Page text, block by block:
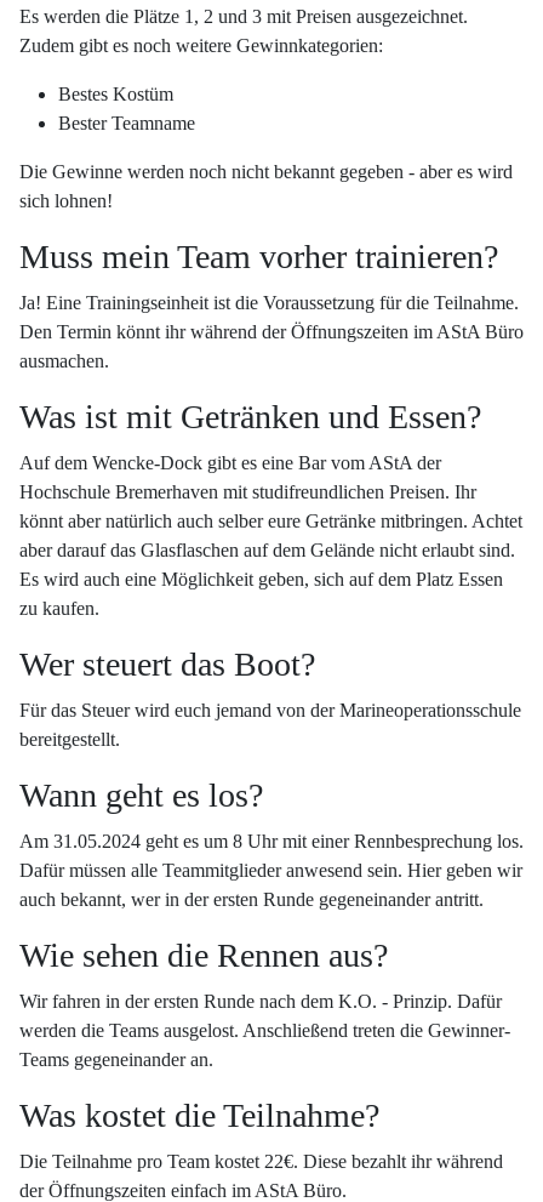
Es werden die Plätze 1, 2 und 3 mit Preisen ausgezeichnet.
Zudem gibt es noch weitere Gewinnkategorien:
Bestes Kostüm
Bester Teamname
Die Gewinne werden noch nicht bekannt gegeben - aber es wird
sich lohnen!
Muss mein Team vorher trainieren?
Ja! Eine Trainingseinheit ist die Voraussetzung für die Teilnahme.
Den Termin könnt ihr während der Öffnungszeiten im AStA Büro
ausmachen.
Was ist mit Getränken und Essen?
Auf dem Wencke-Dock gibt es eine Bar vom AStA der
Hochschule Bremerhaven mit studifreundlichen Preisen. Ihr
könnt aber natürlich auch selber eure Getränke mitbringen. Achtet
aber darauf das Glasflaschen auf dem Gelände nicht erlaubt sind.
Es wird auch eine Möglichkeit geben, sich auf dem Platz Essen
zu kaufen.
Wer steuert das Boot?
Für das Steuer wird euch jemand von der Marineoperationsschule
bereitgestellt.
Wann geht es los?
Am 31.05.2024 geht es um 8 Uhr mit einer Rennbesprechung los.
Dafür müssen alle Teammitglieder anwesend sein. Hier geben wir
auch bekannt, wer in der ersten Runde gegeneinander antritt.
Wie sehen die Rennen aus?
Wir fahren in der ersten Runde nach dem K.O. - Prinzip. Dafür
werden die Teams ausgelost. Anschließend treten die Gewinner-
Teams gegeneinander an.
Was kostet die Teilnahme?
Die Teilnahme pro Team kostet 22€. Diese bezahlt ihr während
der Öffnungszeiten einfach im AStA Büro.